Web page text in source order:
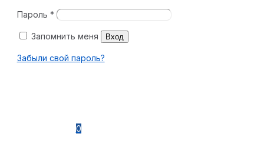
Пароль *
Запомнить меня Вход
Забыли свой пароль?
0